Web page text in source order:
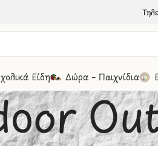
Είδη Δώρα – Παιχνίδια